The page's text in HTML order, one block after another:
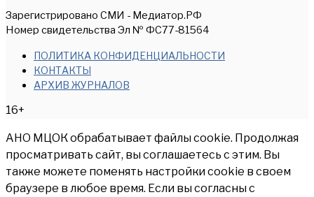
Зарегистрировано СМИ - Медиатор.РФ
Номер свидетельства Эл № ФС77-81564
ПОЛИТИКА КОНФИДЕНЦИАЛЬНОСТИ
КОНТАКТЫ
АРХИВ ЖУРНАЛОВ
16+
АНО МЦОК обрабатывает файлы cookie. Продолжая
просматривать сайт, вы соглашаетесь с этим. Вы
также можете поменять настройки cookie в своем
браузере в любое время. Если вы согласны с